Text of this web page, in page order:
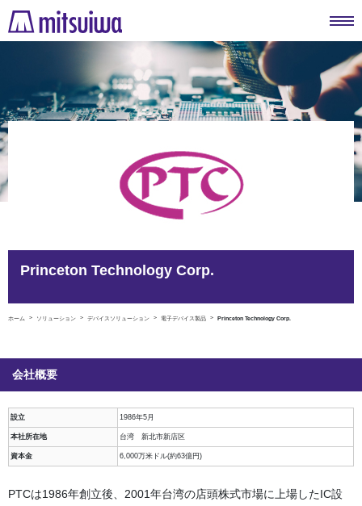
Princeton Technology Corp.
ホーム ソリューション デバイスソリューション 電子デバイス製品 Princeton Technology Corp.
会社概要
設立 1986年5月
本社所在地 台湾 新北市新店区
資本金 6,000万米ドル(約63億円)
PTCは1986年創立後、2001年台湾の店頭株式市場に上場したIC設